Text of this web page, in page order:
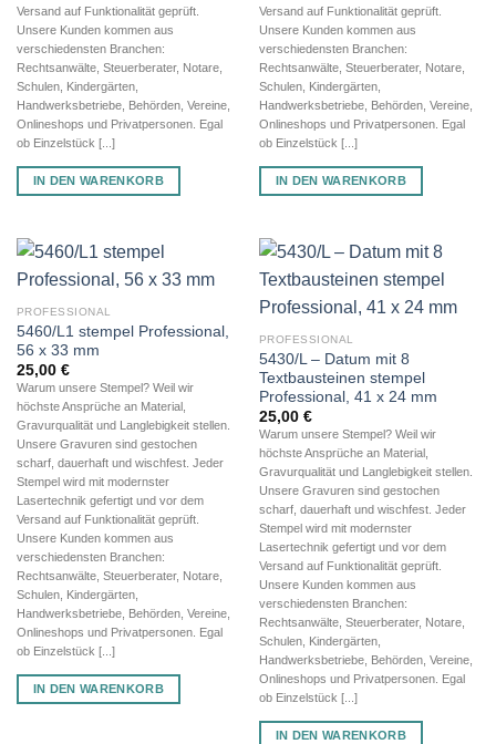
Versand auf Funktionalität geprüft.
Unsere Kunden kommen aus
verschiedensten Branchen:
Rechtsanwälte, Steuerberater, Notare,
Schulen, Kindergärten,
Handwerksbetriebe, Behörden, Vereine,
Onlineshops und Privatpersonen. Egal
ob Einzelstück [...]
IN DEN WARENKORB
Versand auf Funktionalität geprüft.
Unsere Kunden kommen aus
verschiedensten Branchen:
Rechtsanwälte, Steuerberater, Notare,
Schulen, Kindergärten,
Handwerksbetriebe, Behörden, Vereine,
Onlineshops und Privatpersonen. Egal
ob Einzelstück [...]
IN DEN WARENKORB
PROFESSIONAL
5460/L1 stempel Professional,
56 x 33 mm
25,00 €
Warum unsere Stempel? Weil wir
höchste Ansprüche an Material,
Gravurqualität und Langlebigkeit stellen.
Unsere Gravuren sind gestochen
scharf, dauerhaft und wischfest. Jeder
Stempel wird mit modernster
Lasertechnik gefertigt und vor dem
Versand auf Funktionalität geprüft.
Unsere Kunden kommen aus
verschiedensten Branchen:
Rechtsanwälte, Steuerberater, Notare,
Schulen, Kindergärten,
Handwerksbetriebe, Behörden, Vereine,
Onlineshops und Privatpersonen. Egal
ob Einzelstück [...]
IN DEN WARENKORB
PROFESSIONAL
5430/L – Datum mit 8
Textbausteinen stempel
Professional, 41 x 24 mm
25,00 €
Warum unsere Stempel? Weil wir
höchste Ansprüche an Material,
Gravurqualität und Langlebigkeit stellen.
Unsere Gravuren sind gestochen
scharf, dauerhaft und wischfest. Jeder
Stempel wird mit modernster
Lasertechnik gefertigt und vor dem
Versand auf Funktionalität geprüft.
Unsere Kunden kommen aus
verschiedensten Branchen:
Rechtsanwälte, Steuerberater, Notare,
Schulen, Kindergärten,
Handwerksbetriebe, Behörden, Vereine,
Onlineshops und Privatpersonen. Egal
ob Einzelstück [...]
IN DEN WARENKORB